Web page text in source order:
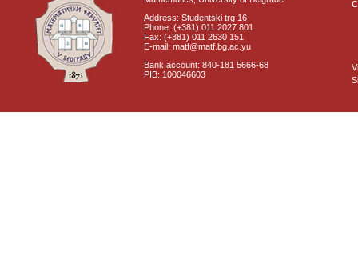
Address: Studentski trg 16
Phone: (+381) 011 2027 801
Fax: (+381) 011 2630 151
E-mail: matf@matf.bg.ac.yu
Bank account: 840-181 5666-68
PIB: 100046603